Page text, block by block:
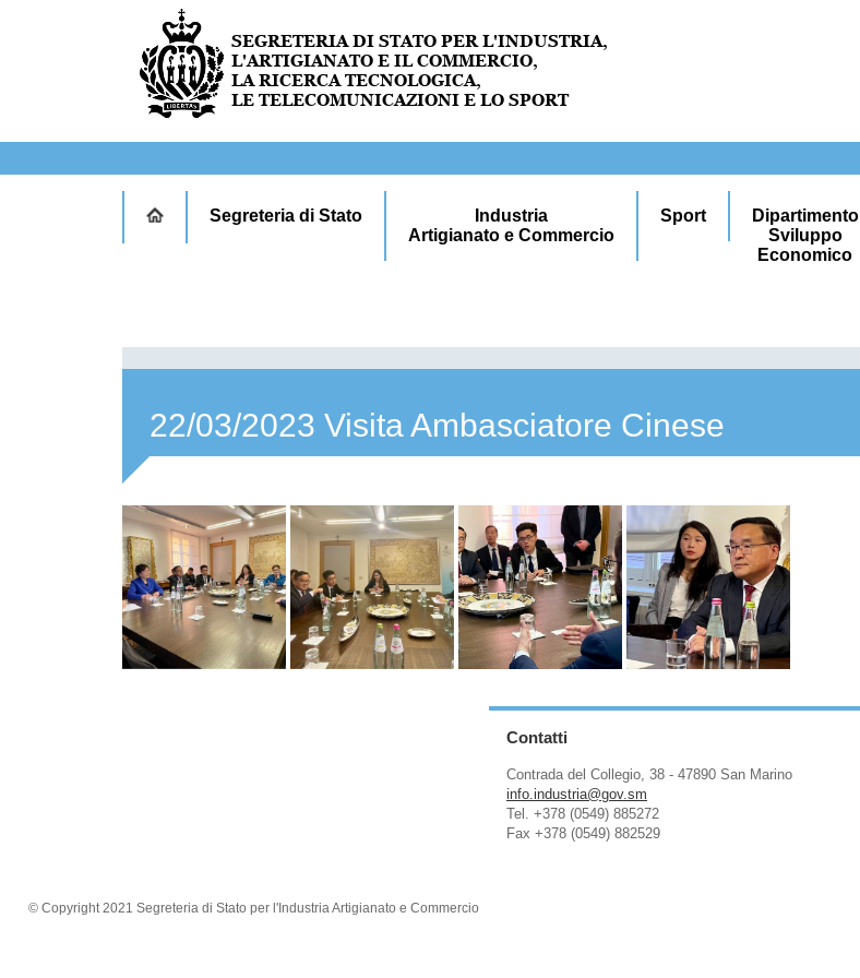
Segreteria di Stato
Industria
Artigianato e Commercio
Sport
Dipartimento
Sviluppo
Economico
22/03/2023 Visita Ambasciatore Cinese
Contatti
Contrada del Collegio, 38 - 47890 San Marino
info.industria@gov.sm
Tel. +378 (0549) 885272
Fax +378 (0549) 882529
© Copyright 2021 Segreteria di Stato per l'Industria Artigianato e Commercio